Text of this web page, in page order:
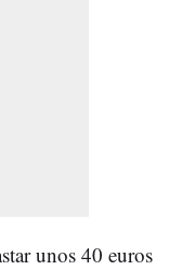
unos 40 euros